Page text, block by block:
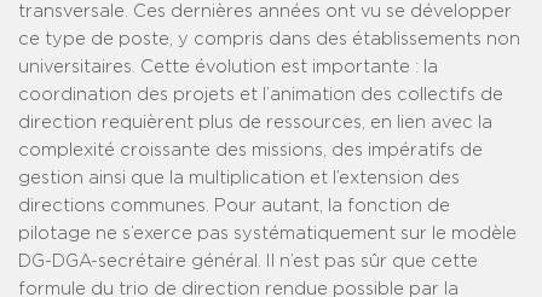
transversale. Ces dernières années ont vu se développer
ce type de poste, y compris dans des établissements non
universitaires. Cette évolution est importante : la
coordination des projets et l’animation des collectifs de
direction requièrent plus de ressources, en lien avec la
complexité croissante des missions, des impératifs de
gestion ainsi que la multiplication et l’extension des
directions communes. Pour autant, la fonction de
pilotage ne s’exerce pas systématiquement sur le modèle
DG-DGA-secrétaire général. Il n’est pas sûr que cette
formule du trio de direction rendue possible par la